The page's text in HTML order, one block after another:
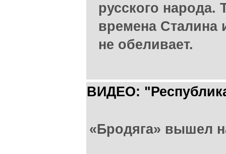
русского народа.
времена Сталина
не обеливает.
ВИДЕО:
«Бродяга» вышел